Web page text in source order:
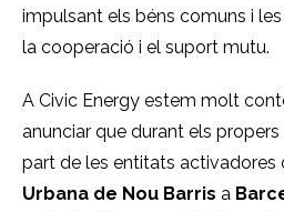
impulsant els béns comuns i
la cooperació i el suport mutu.
A Civic Energy estem molt
anunciar que durant els
part de les entitats activadores
Urbana de Nou Barris a